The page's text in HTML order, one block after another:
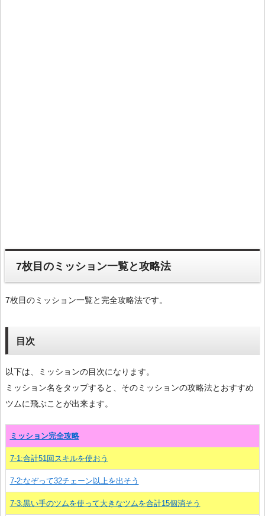
7枚目のミッション一覧と攻略法
7枚目のミッション一覧と完全攻略法です。
目次
以下は、ミッションの目次になります。
ミッション名をタップすると、そのミッションの攻略法とおすすめ
ツムに飛ぶことが出来ます。
ミッション完全攻略
7-1:合計51回スキルを使おう
7-2:なぞって32チェーン以上を出そう
7-3:黒い手のツムを使って大きなツムを合計15個消そう